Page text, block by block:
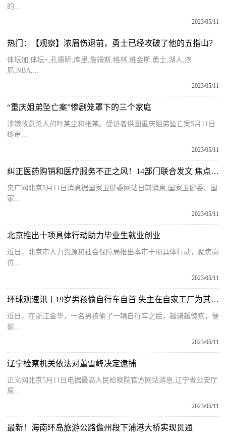
的...
2023/05/11
热门：【观察】浓眉伤退前，勇士已经攻破了他的五指山？
体坛加,体坛+,孔德昕,库里,詹姆斯,格林,维金斯,勇士,湖人,浓
眉,NBA,...
2023/05/11
“重庆姐弟坠亡案”惨剧笼罩下的三个家庭
涉嫌故意杀人的叶某尘和张某。受访者供图重庆姐弟坠亡案5月11日
终审...
2023/05/11
纠正医药购销和医疗服务不正之风！14部门联合发文 焦点速读
央广网北京5月11日消息据国家卫健委网站日前消息,国家卫健委、国
家...
2023/05/11
北京推出十项具体行动助力毕业生就业创业
近日，北京市人力资源和社会保障局推出本市十项具体行动，聚焦岗
位...
2023/05/11
环球观速讯丨19岁男孩偷自行车自首 失主在自家工厂为其安排工作 失主：相信他本性不坏
近日，在浙江金华，一名男孩偷了一辆自行车之后，越骑越愧疚，便
前...
2023/05/11
辽宁检察机关依法对董雪峰决定逮捕
正义网北京5月11日电据最高人民检察院官方网站消息,辽宁省公安厅
原...
2023/05/11
最新！海南环岛旅游公路儋州段下浦港大桥实现贯通